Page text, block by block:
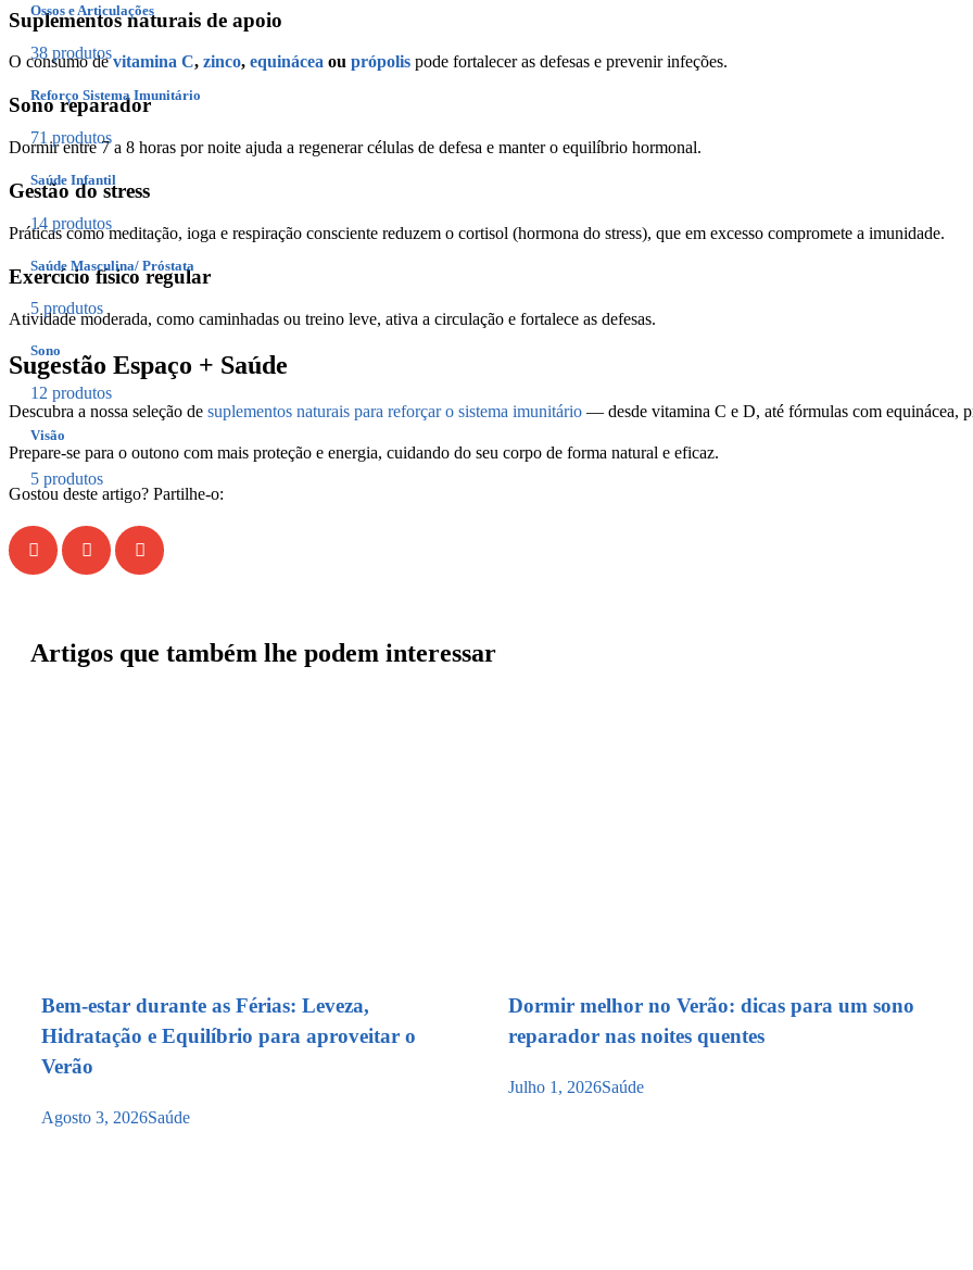
Ossos e Articulações
38 produtos
Reforço Sistema Imunitário
71 produtos
Saúde Infantil
14 produtos
Saúde Masculina/ Próstata
5 produtos
Sono
12 produtos
Visão
5 produtos
Suplementos naturais de apoio
O consumo devitamina C, zinco, equinácea ou própolis pode fortalecer as defesas e prevenir infeções.
Sono reparador
Dormir entre 7 a 8 horas por noite ajuda a regenerar células de defesa e manter o equilíbrio hormonal.
Gestão do stress
Práticas como meditação, ioga e respiração consciente reduzem o cortisol (hormona do stress), que em excesso compromete a imunidade.
Exercício físico regular
Atividade moderada, como caminhadas ou treino leve, ativa a circulação e fortalece as defesas.
Sugestão Espaço + Saúde
Descubra a nossa seleção de suplementos naturais para reforçar o sistema imunitário — desde vitamina C e D, até fórmulas com equinácea,
Prepare-se para o outono com mais proteção e energia, cuidando do seu corpo de forma natural e eficaz.
Gostou deste artigo? Partilhe-o:
Artigos que também lhe podem interessar
Bem-estar durante as Férias: Leveza,
Hidratação e Equilíbrio para aproveitar o
Verão
Agosto 3, 2026Saúde
Dormir melhor no Verão: dicas para um sono
reparador nas noites quentes
Julho 1, 2026Saúde